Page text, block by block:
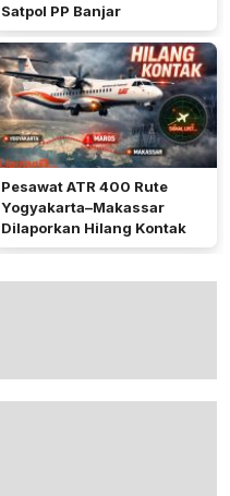
Satpol PP Banjar
Pesawat ATR 400 Rute
Yogyakarta–Makassar
Dilaporkan Hilang Kontak